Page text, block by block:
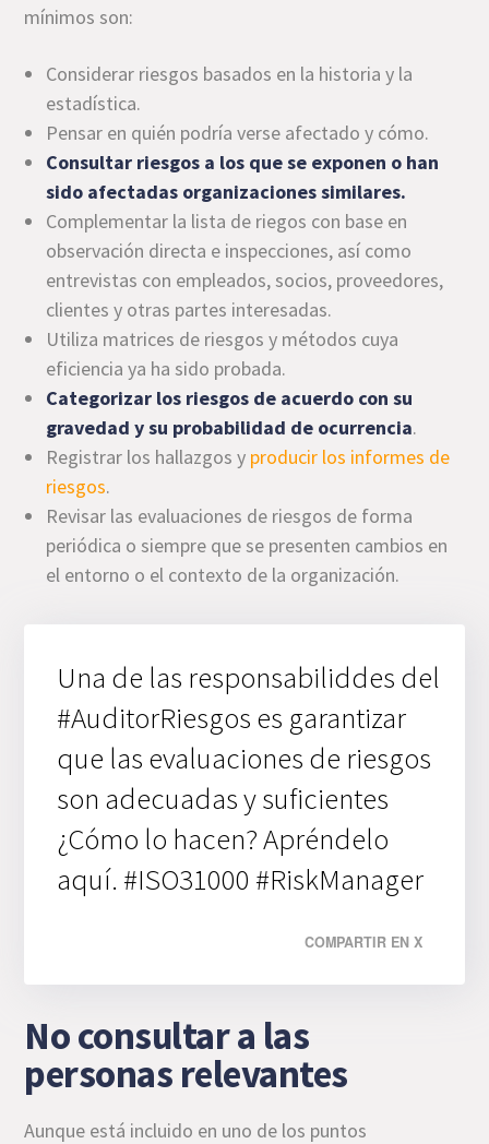
mínimos son:
Considerar riesgos basados en la historia y la
estadística.
Pensar en quién podría verse afectado y cómo.
Consultar riesgos a los que se exponen o han
sido afectadas organizaciones similares.
Complementar la lista de riegos con base en
observación directa e inspecciones, así como
entrevistas con empleados, socios, proveedores,
clientes y otras partes interesadas.
Utiliza matrices de riesgos y métodos cuya
eficiencia ya ha sido probada.
Categorizar los riesgos de acuerdo con su
gravedad y su probabilidad de ocurrencia.
Registrar los hallazgos y producir los informes de
riesgos.
Revisar las evaluaciones de riesgos de forma
periódica o siempre que se presenten cambios en
el entorno o el contexto de la organización.
Una de las responsabiliddes del
#AuditorRiesgos es garantizar
que las evaluaciones de riesgos
son adecuadas y suficientes
¿Cómo lo hacen? Apréndelo
aquí. #ISO31000 #RiskManager
COMPARTIR EN X
No consultar a las
personas relevantes
Aunque está incluido en uno de los puntos